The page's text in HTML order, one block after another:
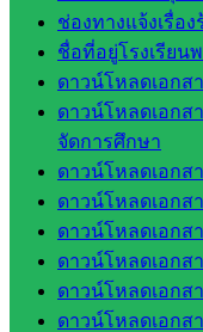
ช่องทางแจ้งเรื่อ
ชื่อที่อยู่โรงเรียน
ดาวน์โหลดเอก
ดาวน์โหลดเอกส
จัดการศึกษา
ดาวน์โหลดเอกส
ดาวน์โหลดเอกส
ดาวน์โหลดเอกส
ดาวน์โหลดเอก
ดาวน์โหลดเอกส
ดาวน์โหลดเอกส
งาน
บุคคล
กลุ่ม
พัฒนาครู
และบุ
คลากรฯ
กลุ่มนิ
ติดตาม
และประ
เมินผลฯ